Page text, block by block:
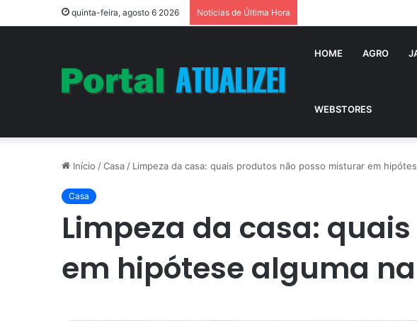
quinta-feira, agosto 6 2026 Notícias de Última Hora
HOME AGRO
WEBSTORES
Início /Casa / Limpeza da casa: quais produtos não posso misturar em
Casa
Limpeza da casa:
em hipótese alguma